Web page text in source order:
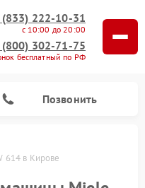
(833) 222-10-31
с 10:00 до 20:00
(800) 302-71-75
бесплатный по РФ
Позвонить
614 в Кирове